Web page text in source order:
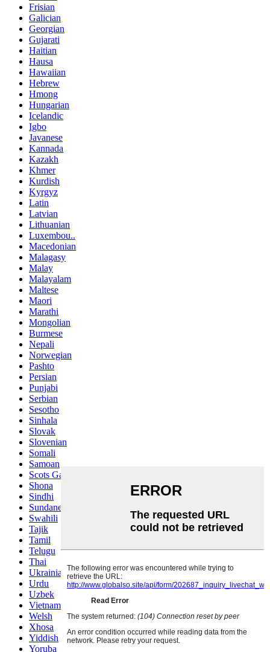
Frisian
Galician
Georgian
Gujarati
Haitian
Hausa
Hawaiian
Hebrew
Hmong
Hungarian
Icelandic
Igbo
Javanese
Kannada
Kazakh
Khmer
Kurdish
Kyrgyz
Latin
Latvian
Lithuanian
Luxembou..
Macedonian
Malagasy
Malay
Malayalam
Maltese
Maori
Marathi
Mongolian
Burmese
Nepali
Norwegian
Pashto
Persian
Punjabi
Serbian
Sesotho
Sinhala
Slovak
Slovenian
Somali
Samoan
Scots Gaelic
Shona
Sindhi
Sundanese
Swahili
Tajik
Tamil
Telugu
Thai
Ukrainian
Urdu
Uzbek
Vietnamese
Welsh
Xhosa
Yiddish
Yoruba